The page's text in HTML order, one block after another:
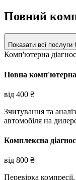
Повний
Показати всі
Комп'ютерна
Повна комп'ютерна
від 400 ₴
Зчитування та
автомобіля на
Комплексна
від 800 ₴
Перевірка